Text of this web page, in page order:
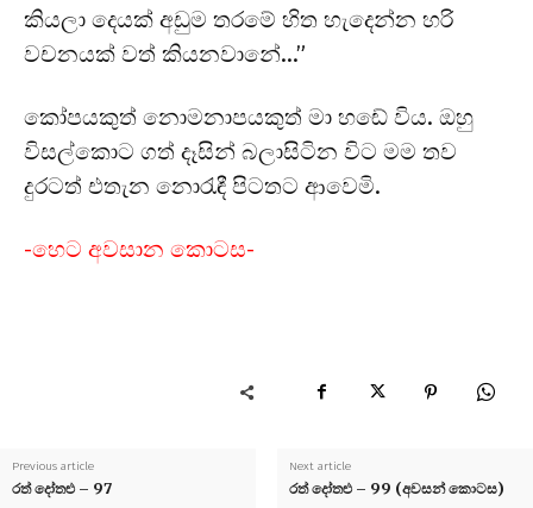
කියලා දෙයක් අඩුම තරමේ හිත හැදෙන්න හරි
වචනයක් වත් කියනවානේ…”
කෝපයකුත් නොමනාපයකුත් මා හඬේ විය. ඔහු
විසල්කොට ගත් දෑසින් බලාසිටින විට මම තව
දුරටත් එතැන නොරැඳී පිටතට ආවෙමි.
-හෙට අවසාන කොටස-
Previous article
රත් දෝතළු – 97
Next article
රත් දෝතළු – 99 (අවසන් කොටස)